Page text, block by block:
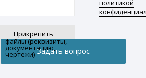
Прикрепить
файлы (реквизиты,
документацию,
чертежи)
политикой